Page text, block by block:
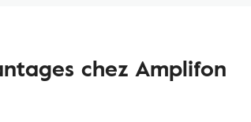
chez Amplifon